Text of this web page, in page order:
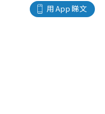
用 App 睇文